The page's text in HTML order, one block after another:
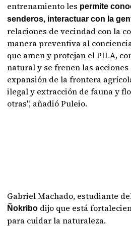
entrenamiento les permite
senderos, interactuar con la
relaciones de vecindad con la
manera preventiva al
que amen y protejan el PILA,
natural y se frenen las acciones
expansión de la frontera
ilegal y extracción de fauna y
otras", añadió Puleio.
Gabriel Machado, estudiante
Ñokribo dijo que está
para cuidar la naturaleza.